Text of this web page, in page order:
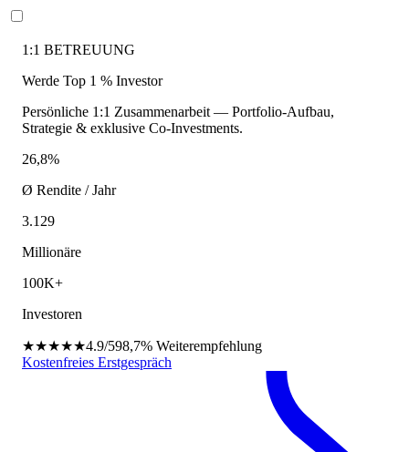
1:1 BETREUUNG
Werde Top 1 % Investor
Persönliche 1:1 Zusammenarbeit — Portfolio-Aufbau,
Strategie & exklusive Co-Investments.
26,8%
Ø Rendite / Jahr
3.129
Millionäre
100K+
Investoren
★★★★★4.9/598,7% Weiterempfehlung
Kostenfreies Erstgespräch